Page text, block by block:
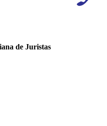
de Juristas